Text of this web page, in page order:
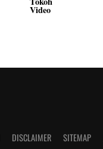
Video
DISCLAIMER SITEMAP